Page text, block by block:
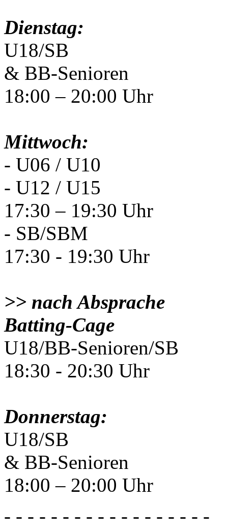
Dienstag:
U18/SB
& BB-Senioren
18:00 – 20:00 Uhr
Mittwoch:
- U06 / U10
- U12 / U15
17:30 – 19:30 Uhr
- SB/SBM
17:30 - 19:30 Uhr
>> nach Absprache
Batting-Cage
U18/BB-Senioren/SB
18:30 - 20:30 Uhr
Donnerstag:
U18/SB
& BB-Senioren
18:00 – 20:00 Uhr
- - - - - - - - - - - - - - - - - -